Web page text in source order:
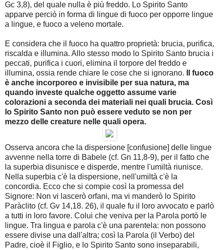
Gc 3,8), del quale nulla è più freddo. Lo Spirito Santo
apparve perciò in forma di lingue di fuoco per opporre lingue
a lingue, e fuoco a veleno mortale.
E considera che il fuoco ha quattro proprietà: brucia, purifica,
riscalda e illumina. Allo stesso modo lo Spirito Santo brucia i
peccati, purifica i cuori, elimina il torpore del freddo e
illumina, ossia rende chiare le cose che si ignorano. Il fuoco
è anche incorporeo e invisibile per sua natura, ma
quando investe qualche oggetto assume varie
colorazioni a seconda dei materiali nei quali brucia. Così
lo Spirito Santo non può essere veduto se non per
mezzo delle creature nelle quali opera.
Osserva ancora che la dispersione [confusione] delle lingue
avvenne nella torre di Babele (cf. Gn 11,8-9), per il fatto che
la superbia disunisce e disperde, mentre l'umiltà riunisce.
Nella superbia c'è la dispersione, nell'umiltà c'è la
concordia. Ecco che si compie così la promessa del
Signore: Non vi lascerò orfani, ma vi manderò lo Spirito
Paràclito (cf. Gv 14,18. 26), il quale fu il loro avvocato e parlò
a tutti in loro favore. Colui che veniva per la Parola portò le
lingue. Tra lingua e parola c'è una parentela: non possono
essere divise una dall'altra; così la Parola (il Verbo) del
Padre, cioè il Figlio, e lo Spirito Santo sono inseparabili,